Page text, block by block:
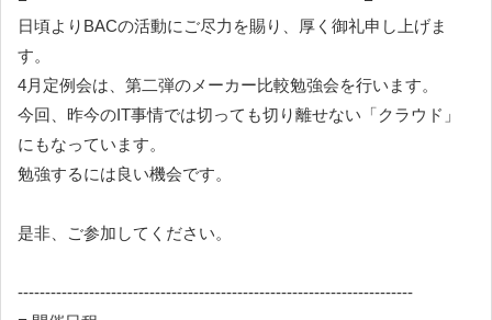
日頃よりBACの活動にご尽力を賜り、厚く御礼申し上げま
す。
4月定例会は、第二弾のメーカー比較勉強会を行います。
今回、昨今のIT事情では切っても切り離せない「クラウド」
にもなっています。
勉強するには良い機会です。
是非、ご参加してください。
------------------------------------------------------------------------